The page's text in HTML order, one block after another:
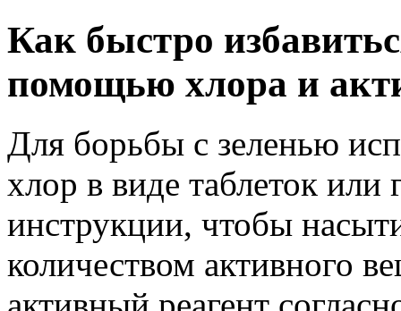
Как быстро
помощью хлора и
Для борьбы с зеленью
хлор в виде таблеток или
инструкции, чтобы
количеством активного